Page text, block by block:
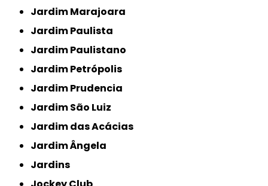
Jardim Marajoara
Jardim Paulista
Jardim Paulistano
Jardim Petrópolis
Jardim Prudencia
Jardim São Luiz
Jardim das Acácias
Jardim Ângela
Jardins